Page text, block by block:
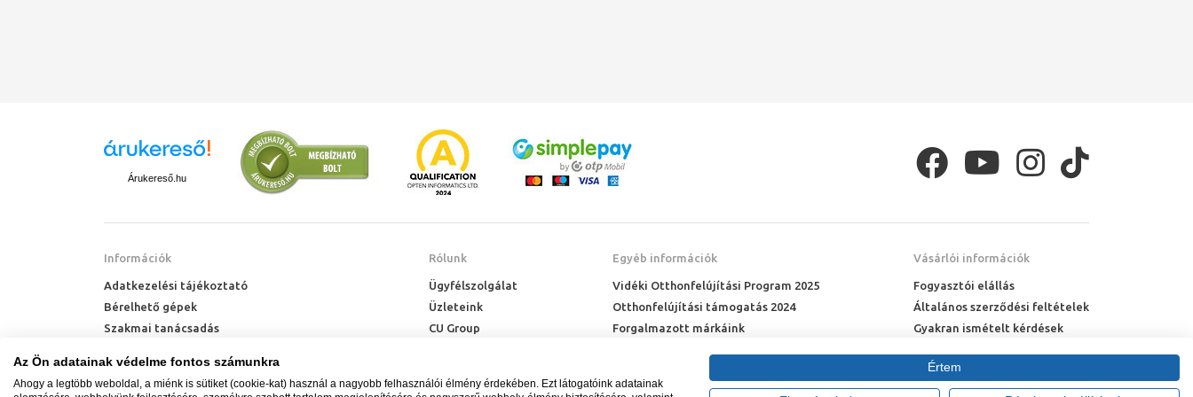
Árukereső.hu
Információk
Adatkezelési tájékoztató
Bérelhető gépek
Szakmai tanácsadás
Hőszivattyú kalkulátor
Rólunk
Ügyfélszolgálat
Üzleteink
CU Group
Egyéb információk
Vidéki Otthonfelújítási Program 2025
Otthonfelújítási támogatás 2024
Forgalmazott márkáink
Adatkezelési kérelem
Vásárlói információk
Fogyasztói elállás
Általános szerződési feltételek
Gyakran ismételt kérdések
Fizetési feltételek
Házhozszállítás
Az Ön adatainak védelme fontos számunkra
Ahogy a legtöbb weboldal, a miénk is sütiket (cookie-kat) használ a nagyobb felhasználói élmény érdekében. Ezt látogatóink adatainak
Értem